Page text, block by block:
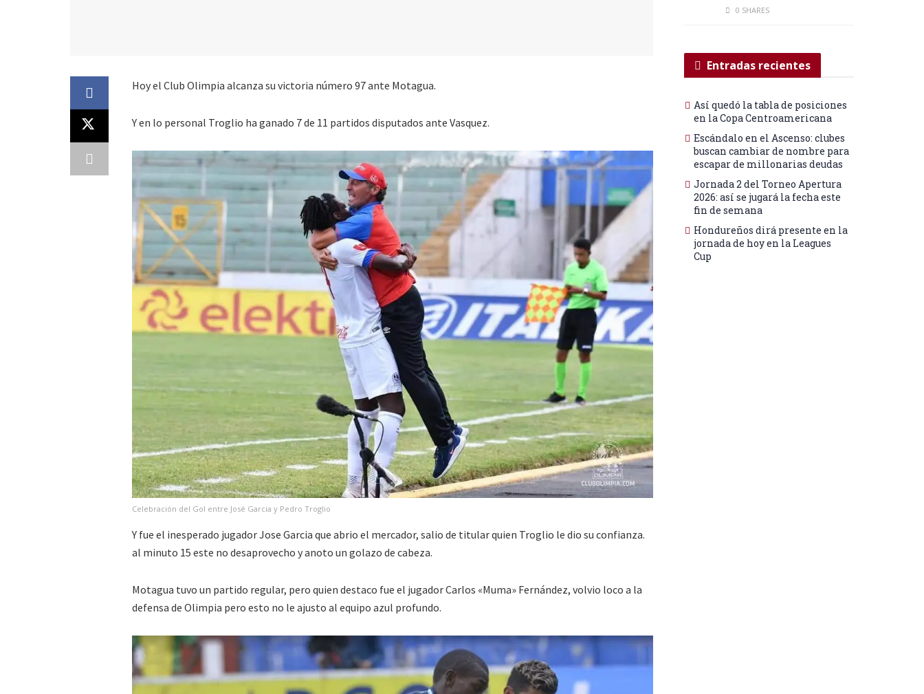
Hoy el Club Olimpia alcanza su victoria número 97 ante Motagua.
Y en lo personal Troglio ha ganado 7 de 11 partidos disputados ante Vasquez.
Celebración del Gol entre José Garcia y Pedro Troglio
Y fue el inesperado jugador Jose Garcia que abrio el mercador, salio de titular quien Troglio le dio su confianza.
al minuto 15 este no desaprovecho y anoto un golazo de cabeza.
Motagua tuvo un partido regular, pero quien destaco fue el jugador Carlos «Muma» Fernández, volvio loco a la
defensa de Olimpia pero esto no le ajusto al equipo azul profundo.
0 SHARES
Entradas recientes
Así quedó la tabla de posiciones
en la Copa Centroamericana
Escándalo en el Ascenso: clubes
buscan cambiar de nombre para
escapar de millonarias deudas
Jornada 2 del Torneo Apertura
2026: así se jugará la fecha este
fin de semana
Hondureños dirá presente en la
jornada de hoy en la Leagues
Cup